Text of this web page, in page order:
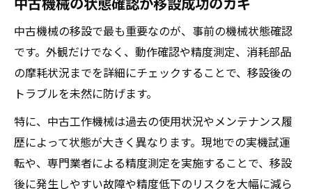
中古機械の移設で最も重要なのが、事前の機械状態確認
です。外観だけでなく、動作確認や精度測定、消耗部品
の摩耗状況までを詳細にチェックすることで、移設後の
トラブルを未然に防げます。
特に、中古工作機械は過去の使用状況やメンテナンス履
歴によって状態が大きく異なります。現地での実機試運
転や、専門業者による精度測定を実施することで、移設
後に発生しやすい故障や精度低下のリスクを大幅に減ら